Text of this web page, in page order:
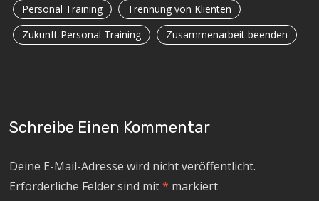
Personal Training
Trennung von Klienten
Zukunft Personal Training
Zusammenarbeit beenden
Schreibe Einen Kommentar
Deine E-Mail-Adresse wird nicht veröffentlicht.
Erforderliche Felder sind mit* markiert